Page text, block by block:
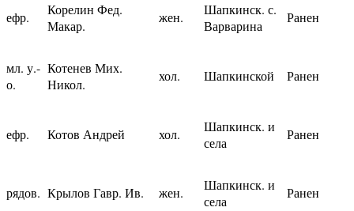
ефр.
Корелин Фед.
Макар.
жен.
Шапкинск. с.
Варварина
Ранен
мл. у.-
о.
Котенев Мих.
Никол.
хол. Шапкинской Ранен
ефр. Котов Андрей хол.
Шапкинск. и
села
Ранен
рядов. Крылов Гавр. Ив. жен.
Шапкинск. и
села
Ранен